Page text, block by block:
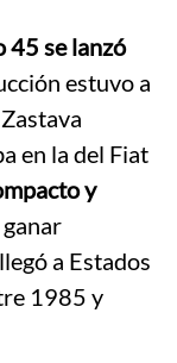
45 se lanzó
estuvo a
en la del Fiat
y
a Estados
1985 y